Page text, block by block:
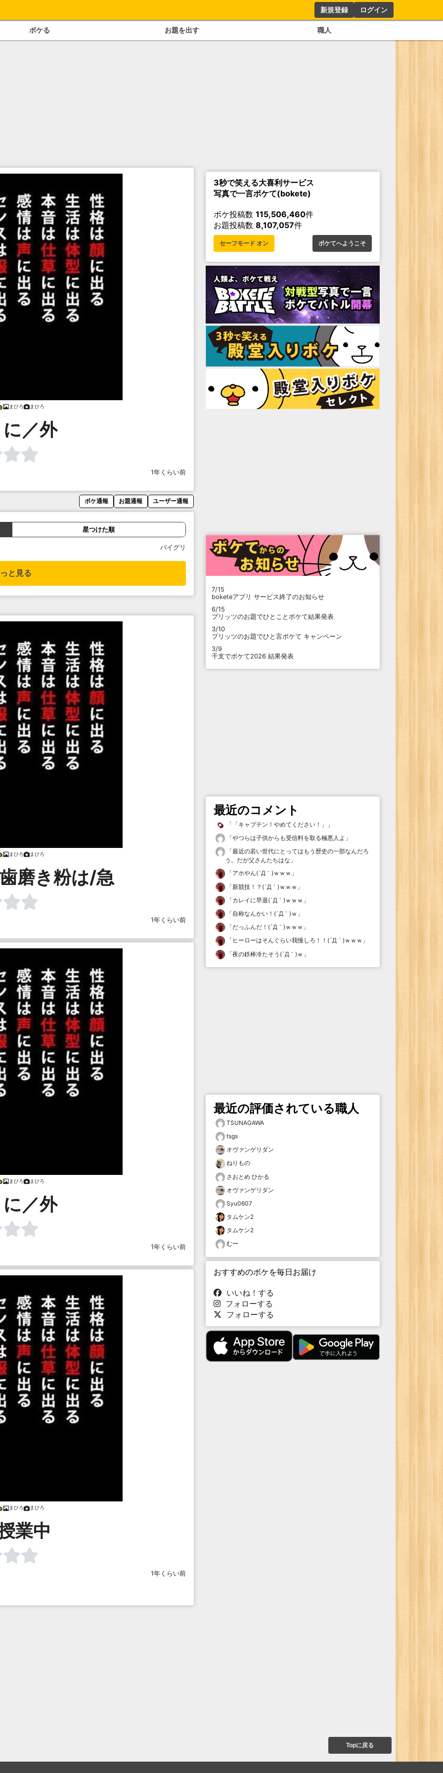
新規登録 ログイン
ボケる お題を出す 職人
まひろ まひろ
／外
1年くらい前
ボケ通報 お題通報 ユーザー通報
星つけた順
バイグリ
と見る
まひろ まひろ
磨き粉は/急
1年くらい前
まひろ まひろ
／外
1年くらい前
まひろ まひろ
業中
1年くらい前
3秒で笑える大喜利サービス
写真で一言ボケて(bokete)
ボケ投稿数 115,506,460件
お題投稿数 8,107,057件
セーフモード オン ボケてへようこそ
7/15
boketeアプリ サービス終了のお知らせ
6/15
プリッツのお題でひとことボケて結果発表
3/10
プリッツのお題でひと言ボケて キャンペーン
3/9
干支でボケて2026 結果発表
最近のコメント
「 「キャプテン！やめてください！」
」
「やつらは子供からも受信料を取る極悪人よ 」
「最近の若い世代にとってはもう歴史の一部なんだろ
う。だが父さんたちはな 」
「アホやん(´Д｀)ｗｗｗ 」
「新競技！？(´Д｀)ｗｗｗ 」
「カレイに早退(´Д｀)ｗｗｗ 」
「自称なんかい！(´Д｀)ｗ 」
「だっふんだ！(´Д｀)ｗｗｗ 」
「 ヒーローはそんぐらい我慢しろ！！(´Д｀)ｗｗｗ 」
「夜の鉄棒冷たそう(´Д｀)ｗ 」
最近の評価されている職人
TSUNAGAWA
tsgs
オヴァンゲリダン
ねりもの
さおとめ ひかる
オヴァンゲリダン
Syu0607
タムケン2
タムケン2
むー
おすすめのボケを毎日お届け
いいね！する
フォローする
フォローする
Topに戻る